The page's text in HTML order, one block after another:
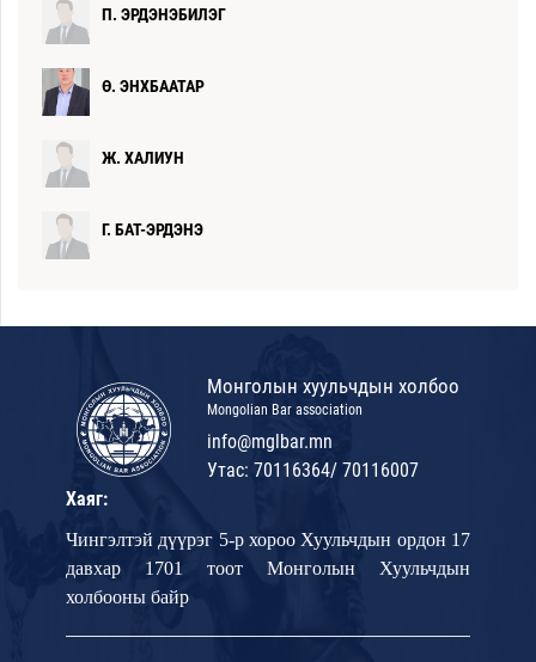
П. ЭРДЭНЭБИЛЭГ
Ө. ЭНХБААТАР
Ж. ХАЛИУН
Г. БАТ-ЭРДЭНЭ
М. УЯНГА
Ц. АМУДАРЪЯА
Монголын хуульчдын холбоо
Mongolian Bar association
info@mglbar.mn
Утас: 70116364/ 70116007
Хаяг:
Чингэлтэй дүүрэг 5-р хороо Хуульчдын ордон 17
давхар 1701 тоот Монголын Хуульчдын
холбооны байр